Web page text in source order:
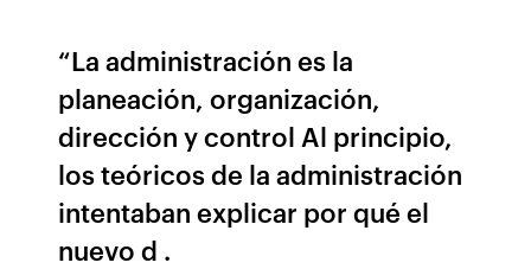
“La administración es la
planeación, organización,
dirección y control Al principio,
los teóricos de la administración
intentaban explicar por qué el
nuevo d .